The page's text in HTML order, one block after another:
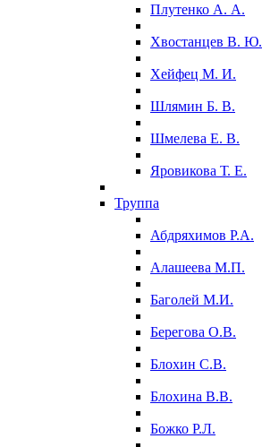
Плутенко А. А.
Хвостанцев В. Ю.
Хейфец М. И.
Шлямин Б. В.
Шмелева Е. В.
Яровикова Т. Е.
Труппа
Абдряхимов Р.А.
Алашеева М.П.
Баголей М.И.
Берегова О.В.
Блохин С.В.
Блохина В.В.
Божко Р.Л.